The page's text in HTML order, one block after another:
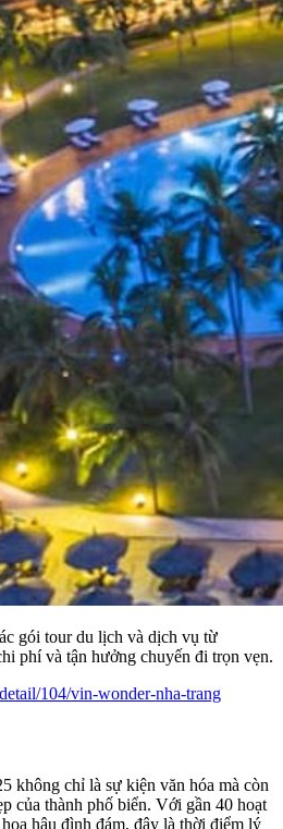
gói tour du lịch và dịch vụ từ
phí và tận hưởng chuyến đi trọn vẹn.
104/vin-wonder-nha-trang
không chỉ là sự kiện văn hóa mà còn
của thành phố biển. Với gần 40 hoạt
hậu đình đám, đây là thời điểm lý